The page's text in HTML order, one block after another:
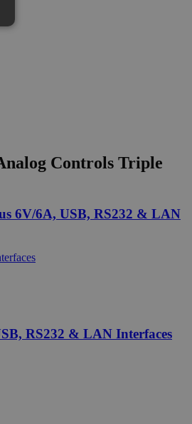
Controls Triple
6V/6A, USB, RS232 & LAN
RS232 & LAN Interfaces